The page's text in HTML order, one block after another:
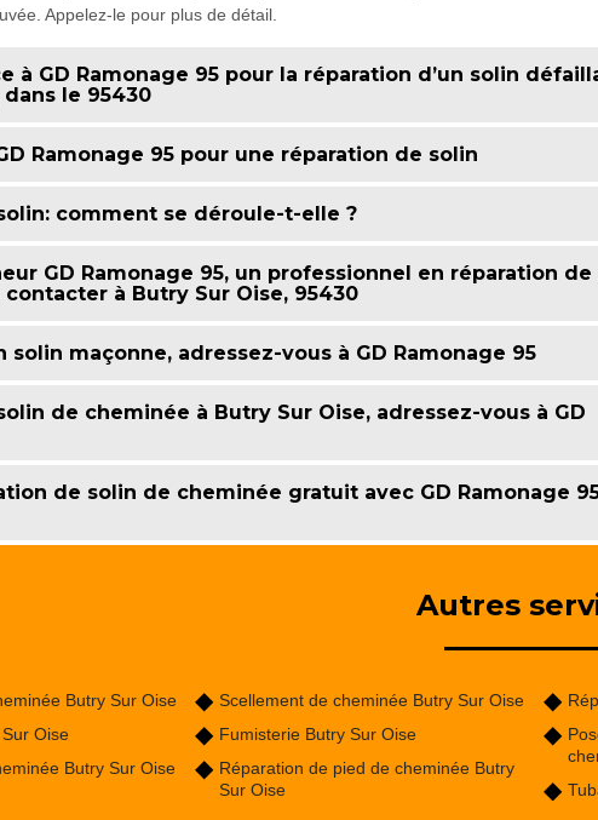
Appelez-le pour plus de détail.
à GD Ramonage 95 pour la réparation d’un solin
le 95430
Ramonage 95 pour une réparation de solin
comment se déroule-t-elle ?
GD Ramonage 95, un professionnel en réparation de
à Butry Sur Oise, 95430
solin maçonne, adressez-vous à GD Ramonage 95
de cheminée à Butry Sur Oise, adressez-vous à GD
de solin de cheminée gratuit avec GD Ramonage
Autres
Butry Sur Oise
Oise
Butry Sur Oise
Scellement de cheminée Butry Sur Oise
Fumisterie Butry Sur Oise
Réparation de pied de cheminée Butry
Sur Oise